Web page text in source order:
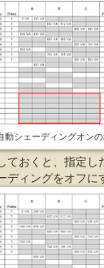
動シェーディングオン
ておくと、指定
ディングをオフに